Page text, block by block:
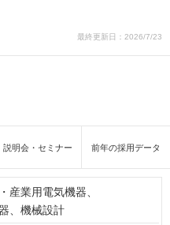
最終更新日：2026/7/23
説明会・セミナー 前年の採用データ
産業用電気機器
機械設計